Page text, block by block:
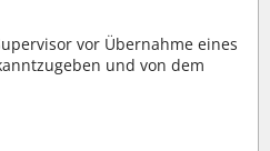
vor Übernahme eines
und von dem